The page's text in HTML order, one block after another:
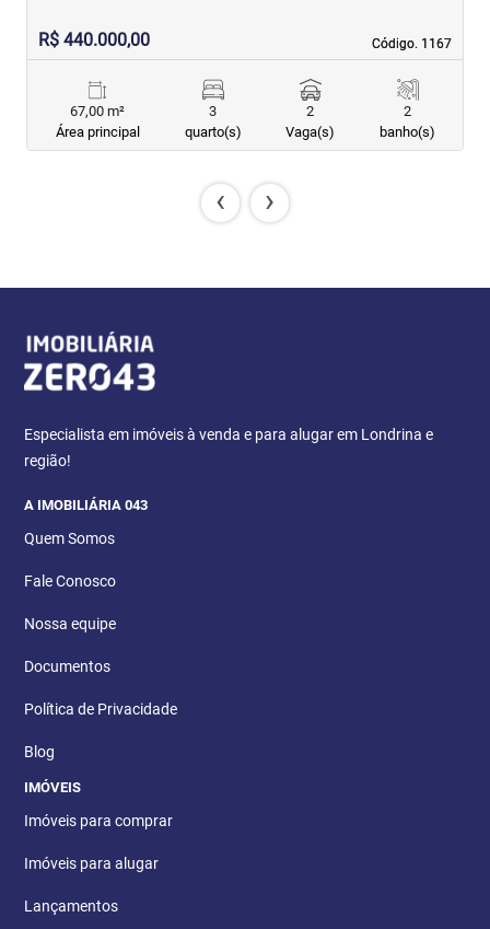
Código. 1167
Código. 1167
R$ 440.000,00
67,00 m²
Área principal
3
quarto(s)
2
Vaga(s)
2
banho(s)
‹ ›
Especialista em imóveis à venda e para alugar em Londrina e
região!
A IMOBILIÁRIA 043
Quem Somos
Fale Conosco
Nossa equipe
Documentos
Política de Privacidade
Blog
IMÓVEIS
Imóveis para comprar
Imóveis para alugar
Lançamentos